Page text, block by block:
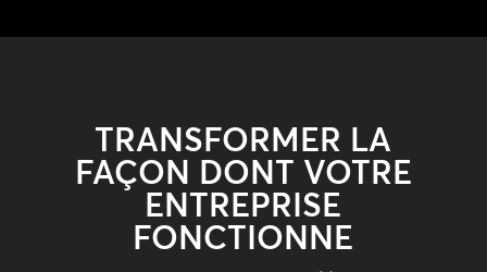
TRANSFORMER LA
FAÇON DONT VOTRE
ENTREPRISE
FONCTIONNE